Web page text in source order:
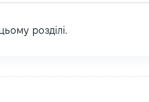
розділі.